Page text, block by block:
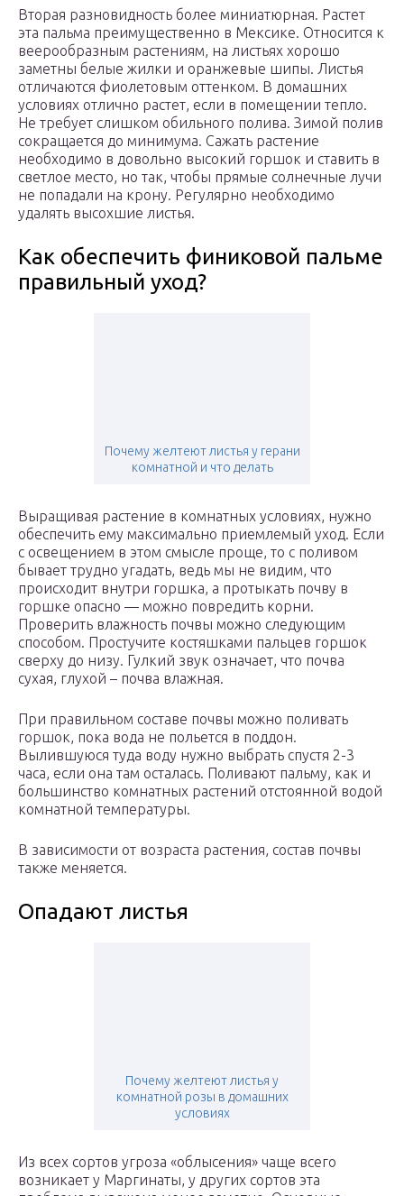
Вторая разновидность более миниатюрная. Растет
эта пальма преимущественно в Мексике. Относится к
веерообразным растениям, на листьях хорошо
заметны белые жилки и оранжевые шипы. Листья
отличаются фиолетовым оттенком. В домашних
условиях отлично растет, если в помещении тепло.
Не требует слишком обильного полива. Зимой полив
сокращается до минимума. Сажать растение
необходимо в довольно высокий горшок и ставить в
светлое место, но так, чтобы прямые солнечные лучи
не попадали на крону. Регулярно необходимо
удалять высохшие листья.
Как обеспечить финиковой пальме
правильный уход?
Почему желтеют листья у герани
комнатной и что делать
Выращивая растение в комнатных условиях, нужно
обеспечить ему максимально приемлемый уход. Если
с освещением в этом смысле проще, то с поливом
бывает трудно угадать, ведь мы не видим, что
происходит внутри горшка, а протыкать почву в
горшке опасно — можно повредить корни.
Проверить влажность почвы можно следующим
способом. Простучите костяшками пальцев горшок
сверху до низу. Гулкий звук означает, что почва
сухая, глухой – почва влажная.
При правильном составе почвы можно поливать
горшок, пока вода не польется в поддон.
Вылившуюся туда воду нужно выбрать спустя 2-3
часа, если она там осталась. Поливают пальму, как и
большинство комнатных растений отстоянной водой
комнатной температуры.
В зависимости от возраста растения, состав почвы
также меняется.
Опадают листья
Почему желтеют листья у
комнатной розы в домашних
условиях
Из всех сортов угроза «облысения» чаще всего
возникает у Маргинаты, у других сортов эта